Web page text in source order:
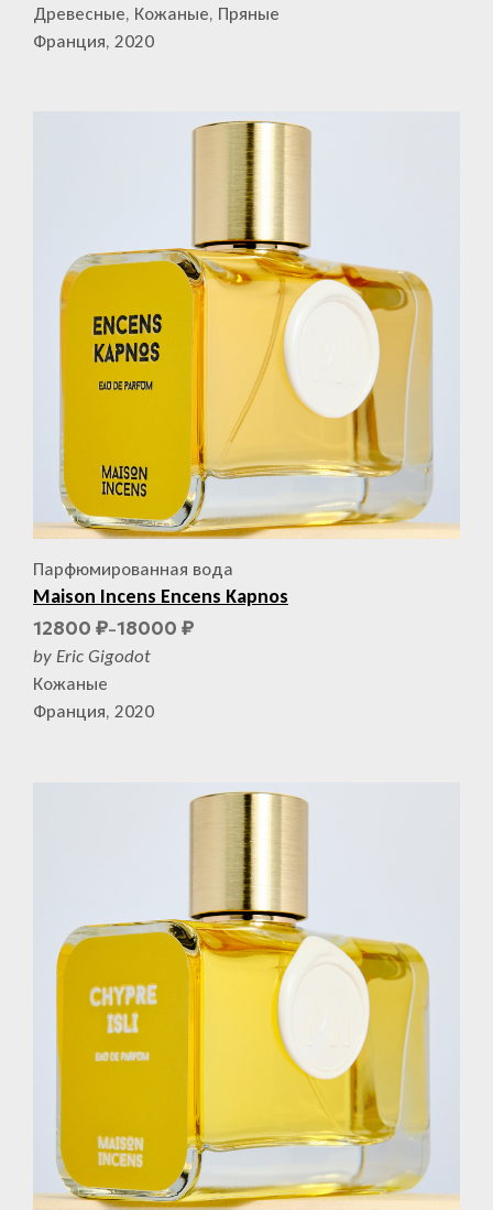
Древесные, Кожаные, Пряные
Франция, 2020
Парфюмированная вода
Maison Incens Encens Kapnos
12800 ₽–18000 ₽
by Eric Gigodot
Кожаные
Франция, 2020